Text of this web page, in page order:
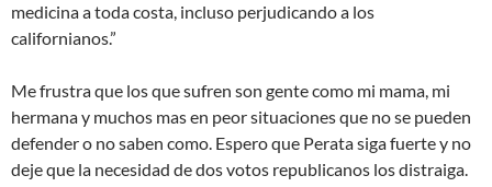
medicina a toda costa, incluso perjudicando a los
californianos.”
Me frustra que los que sufren son gente como mi mama, mi
hermana y muchos mas en peor situaciones que no se pueden
defender o no saben como. Espero que Perata siga fuerte y no
deje que la necesidad de dos votos republicanos los distraiga.